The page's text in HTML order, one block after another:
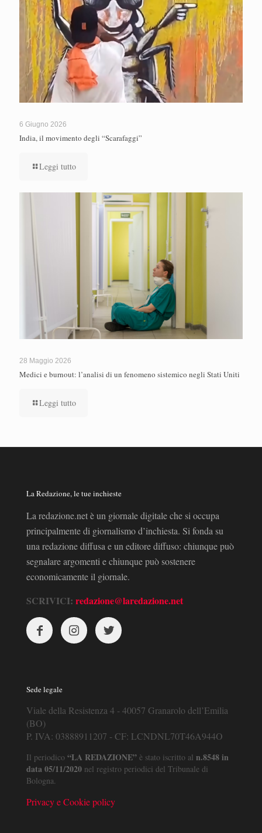
6 Giugno 2026
India, il movimento degli “Scarafaggi”
Leggi tutto
28 Maggio 2026
Medici e burnout: l’analisi di un fenomeno sistemico negli Stati Uniti
Leggi tutto
La Redazione, le tue inchieste
La redazione.net è un giornale digitale che si occupa
principalmente di giornalismo d’inchiesta. Si fonda su
una redazione diffusa e un editore diffuso: chiunque può
segnalare argomenti e chiunque può sostenere
economicamente il giornale.
SCRIVICI: redazione@laredazione.net
Sede legale
Viale della Resistenza 4 - 40057 Granarolo dell’Emilia
(BO)
P. IVA: 03888911207 - CF: LCNDNL70T46A944O
Il periodico “LA REDAZIONE” è stato iscritto al n.8548 in
data 05/11/2020 nel registro periodici del Tribunale di
Bologna.
Privacy e Cookie policy